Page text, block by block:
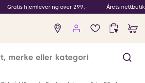
Gratis hjemlevering over 299,- Årets
Ingen
produkter